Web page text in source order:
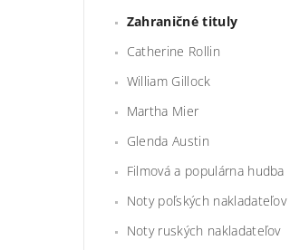
Zahraničné tituly
Catherine Rollin
William Gillock
Martha Mier
Glenda Austin
Filmová a populárna hudba
Noty poľských nakladateľov
Noty ruských nakladateľov